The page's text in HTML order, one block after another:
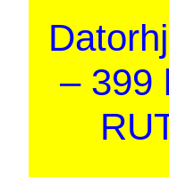
– 399